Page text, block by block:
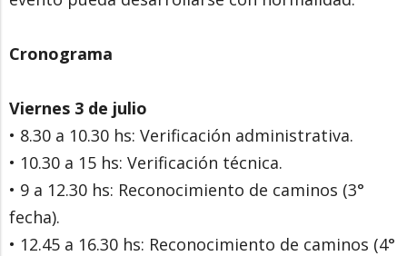
Cronograma
Viernes 3 de julio
• 8.30 a 10.30 hs: Verificación administrativa.
• 10.30 a 15 hs: Verificación técnica.
• 9 a 12.30 hs: Reconocimiento de caminos (3°
fecha).
• 12.45 a 16.30 hs: Reconocimiento de caminos (4°